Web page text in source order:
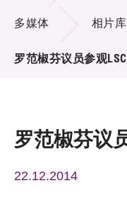
项目及资助计
多媒体 相片库
罗范椒芬议员参观
罗范椒芬议
22.12.2014